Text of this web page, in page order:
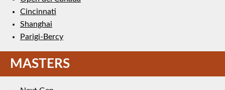
Cincinnati
Shanghai
Parigi-Bercy
MASTERS